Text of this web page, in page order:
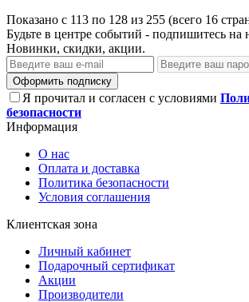
Показано с 113 по 128 из 255 (всего 16
Будьте в центре событий - подпишитесь на
Новинки, скидки, акции.
Оформить подписку
Я прочитал и согласен с условиями
безопасности
Информация
О нас
Оплата и доставка
Политика безопасности
Условия соглашения
Клиентская зона
Личный кабинет
Подарочный сертификат
Акции
Производители